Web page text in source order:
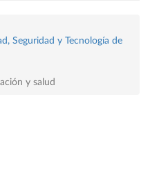
Seguridad y Tecnología de
y salud